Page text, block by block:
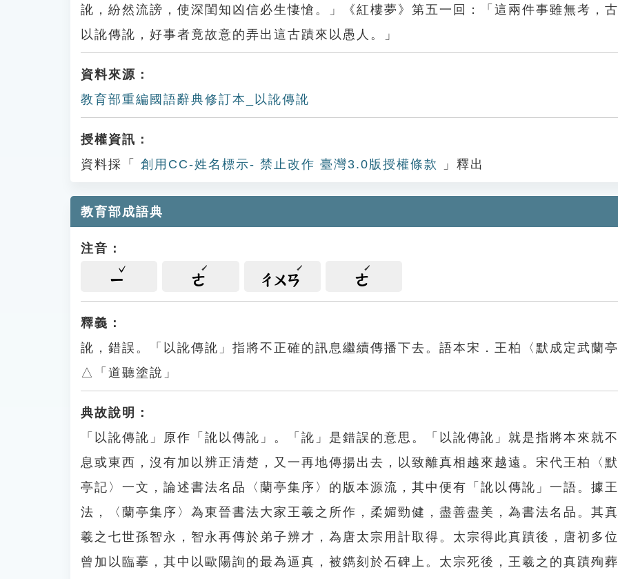
訛，紛然流謗，使深閨知凶信必生悽愴。」《紅樓夢》第五一回：「這兩件事雖無考，
以訛傳訛，好事者竟故意的弄出這古蹟來以愚人。」
資料來源：
教育部重編國語辭典修訂本_以訛傳訛
授權資訊：
資料採「
創用CC-姓名標示- 禁止改作 臺灣3.0版授權條款 」釋出
教育部成語典
注音：
ㄧ ㄜ ㄔㄨㄢ ㄜ
釋義：
訛，錯誤。「以訛傳訛」指將不正確的訊息繼續傳播下去。語本宋．王柏〈默成定武蘭
△「道聽塗說」
典故說明：
「以訛傳訛」原作「訛以傳訛」。「訛」是錯誤的意思。「以訛傳訛」就是指將本來就
息或東西，沒有加以辨正清楚，又一再地傳揚出去，以致離真相越來越遠。宋代王柏〈
亭記〉一文，論述書法名品〈蘭亭集序〉的版本源流，其中便有「訛以傳訛」一語。據
法，〈蘭亭集序〉為東晉書法大家王羲之所作，柔媚勁健，盡善盡美，為書法名品。其
羲之七世孫智永，智永再傳於弟子辨才，為唐太宗用計取得。太宗得此真蹟後，唐初多
曾加以臨摹，其中以歐陽詢的最為逼真，被鐫刻於石碑上。太宗死後，王羲之的真蹟殉